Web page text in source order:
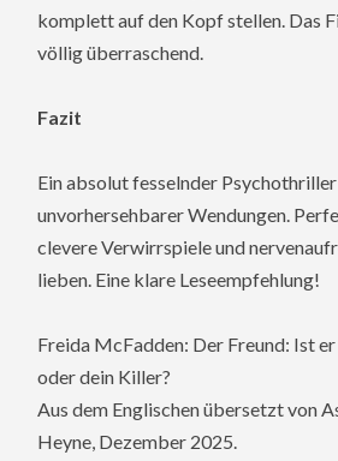
komplett auf den Kopf stellen. Das
völlig überraschend.
Fazit
Ein absolut fesselnder
unvorhersehbarer Wendungen.
clevere Verwirrspiele und
lieben. Eine klare Leseempfehlung!
Freida McFadden: Der Freund: Ist
oder dein Killer?
Aus dem Englischen übersetzt von
Heyne, Dezember 2025.